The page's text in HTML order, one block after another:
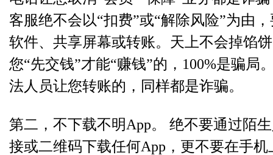
客服绝不会以“扣费”或“解除风险”为由
软件、共享屏幕或转账。天上不会掉馅
您“先交钱”才能“赚钱”的，100%是骗局
法人员让您转账的，同样都是诈骗。
第二，不下载不明App。 绝不要通过陌
接或二维码下载任何App，更不要在手机